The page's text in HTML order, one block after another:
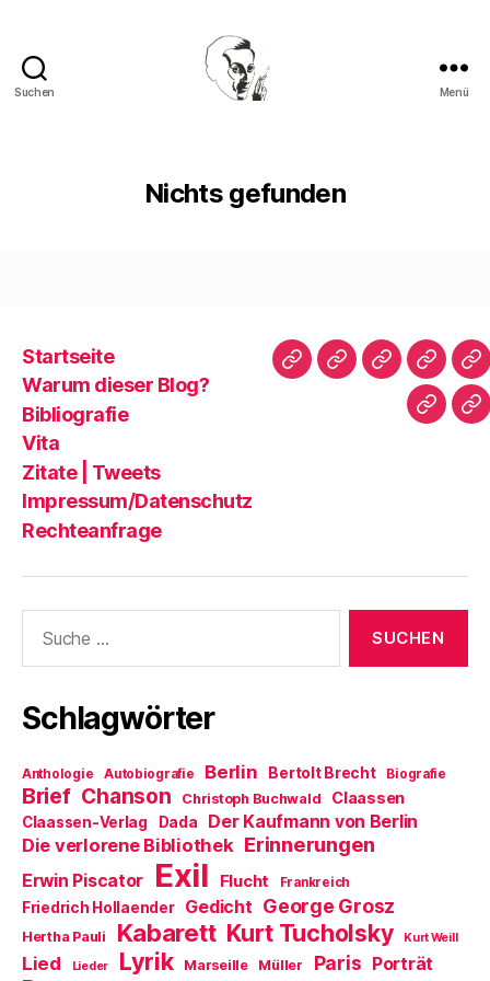
Suchen Menü
Nichts gefunden
Startseite
Warum dieser Blog?
Bibliografie
Vita
Zitate | Tweets
Impressum/Datenschutz
Rechteanfrage
Startseite
WarumBibliografie
Vita
|
nach:
Schlagwörter
Anthologie Autobiografie Berlin Bertolt Brecht Biografie
Brief Chanson Christoph Buchwald Claassen
Claassen-Verlag Dada Der Kaufmann von Berlin
Die verlorene Bibliothek Erinnerungen
Erwin Piscator Exil Flucht Frankreich
Friedrich Hollaender Gedicht George Grosz
Hertha Pauli Kabarett Kurt Tucholsky Kurt Weill
Lied Lieder Lyrik Marseille Müller Paris Porträt